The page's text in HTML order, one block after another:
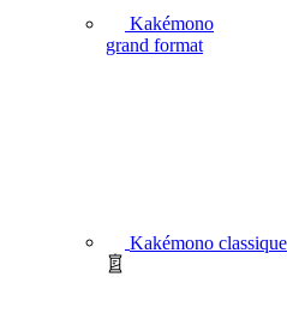
Kakémono
grand format
Kakémono classique